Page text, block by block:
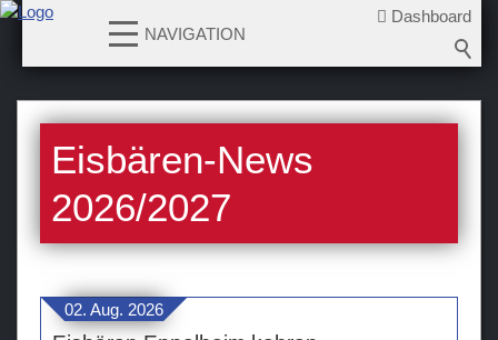
Dashboard
NAVIGATION
News
2026-2027
2025-2026
2024-2025
2022-2023
2021-2022
Eisbären-News
2026/2027
02. Aug. 2026